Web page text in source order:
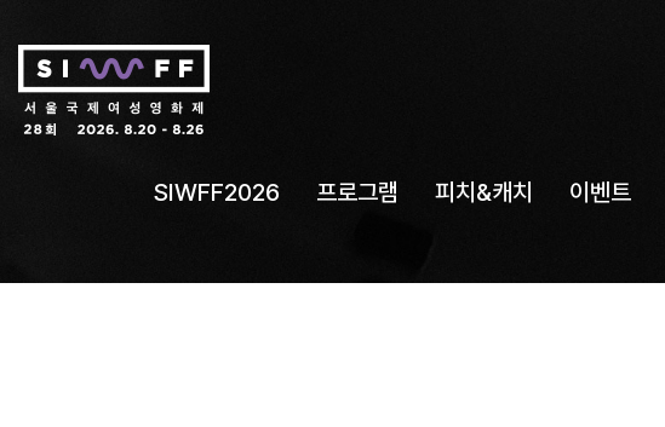
SIWFF2026 프로그램 피치&캐치 이벤트